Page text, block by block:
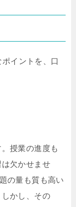
イントを、口
授業の進度も
欠かせませ
の量も質も高い
かし、その